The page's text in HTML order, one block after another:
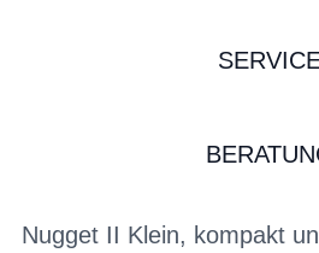
Nugget II Klein, kompakt